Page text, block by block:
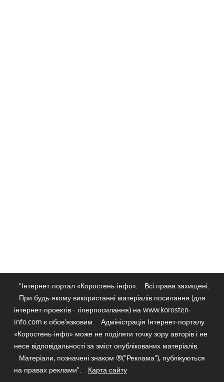
"Інтернет-портал «Коростень-інфо».
Всі права захищені.
При будь-якому використанні матеріалів посилання (для
інтернет-проектів - гіперпосилання) на www.korosten-
info.com є обов'язковим.
Адміністрація Інтернет-порталу
«Коростень-інфо» може не поділяти точку зору авторів і не
несе відповідальності за зміст опублікованих матеріалів.
Матеріали, позначені знаком ®("Реклама"), публікуються
на правах реклами".
Карта сайту